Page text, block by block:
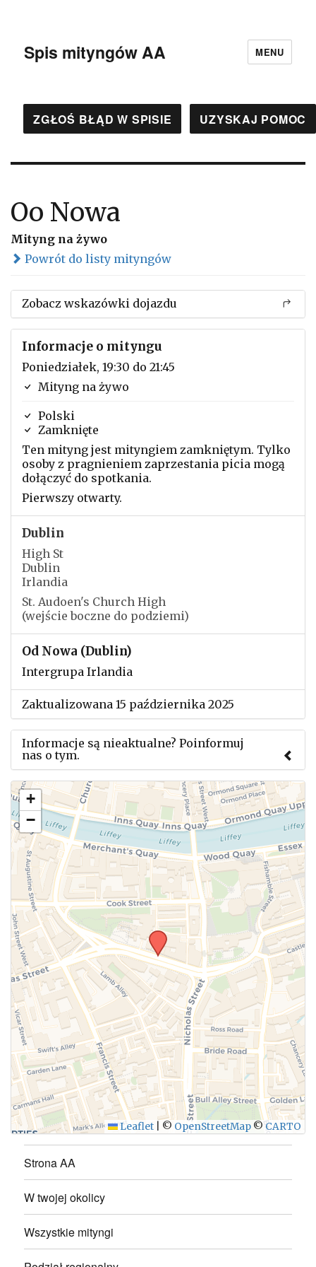
Spis mityngów AA MENU
ZGŁOŚ BŁĄD W SPISIE UZYSKAJ POMOC
Oo Nowa
Mityng na żywo
Powrót do listy mityngów
Zobacz wskazówki dojazdu
Informacje o mityngu
Poniedziałek, 19:30 do 21:45
Mityng na żywo
Polski
Zamknięte
Ten mityng jest mityngiem zamkniętym. Tylko
osoby z pragnieniem zaprzestania picia mogą
dołączyć do spotkania.
Pierwszy otwarty.
Dublin
High St
Dublin
Irlandia
St. Audoen's Church High
(wejście boczne do podziemi)
Od Nowa (Dublin)
Intergrupa Irlandia
Zaktualizowana 15 października 2025
Informacje są nieaktualne? Poinformuj
nas o tym.
Użyj tego formularza aby przesłać informację o
zmianach w powyższym mityngu.
WYŚLIJ
+
−
Leaflet © OpenStreetMap ©CARTO
Strona AA
W twojej okolicy
Wszystkie mityngi